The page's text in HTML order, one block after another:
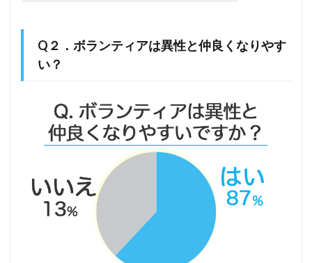
Q２．ボランティアは異性と仲良くなりやす
い？